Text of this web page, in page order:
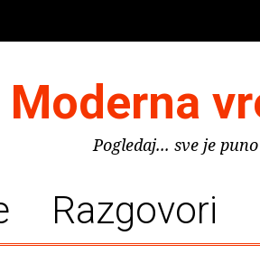
Moderna
Pogledaj... sve je
Razgovori